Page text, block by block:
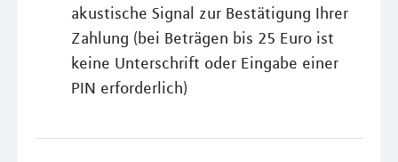
akustische Signal zur Bestätigung Ihrer
Zahlung (bei Beträgen bis 25 Euro ist
keine Unterschrift oder Eingabe einer
PIN erforderlich)